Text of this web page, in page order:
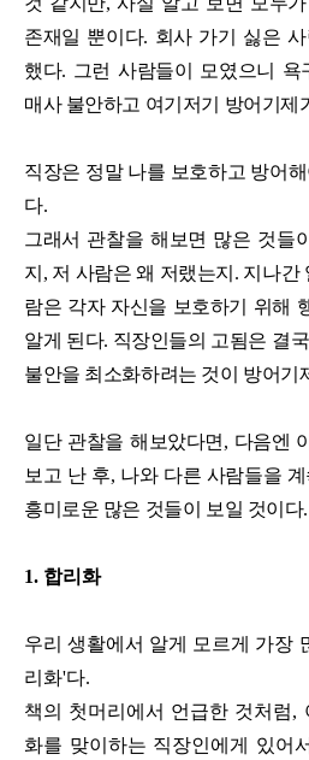
존재일 뿐이다. 회사 가기 싫은
했다. 그런 사람들이 모였으니 욕
매사 불안하고 여기저기 방어기제
직장은 정말 나를 보호하고 방어
다.
그래서 관찰을 해보면 많은 것들
지, 저 사람은 왜 저랬는지. 지나간
람은 각자 자신을 보호하기 위해
알게 된다. 직장인들의 고됨은 결
불안을 최소화하려는 것이 방어기
일단 관찰을 해보았다면, 다음엔
보고 난 후, 나와 다른 사람들을
흥미로운 많은 것들이 보일 것이다.
1. 합리화
우리 생활에서 알게 모르게 가장
리화'다.
책의 첫머리에서 언급한 것처럼,
화를 맞이하는 직장인에게 있어